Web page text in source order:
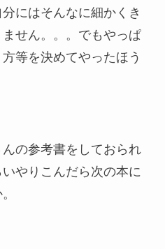
にはそんなに細かくき
せん。。。でもやっぱ
等を決めてやったほう
の参考書をしておられ
やりこんだら次の本に